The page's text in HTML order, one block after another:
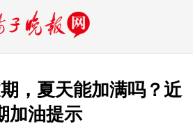
，夏天能加满吗？近
加油提示